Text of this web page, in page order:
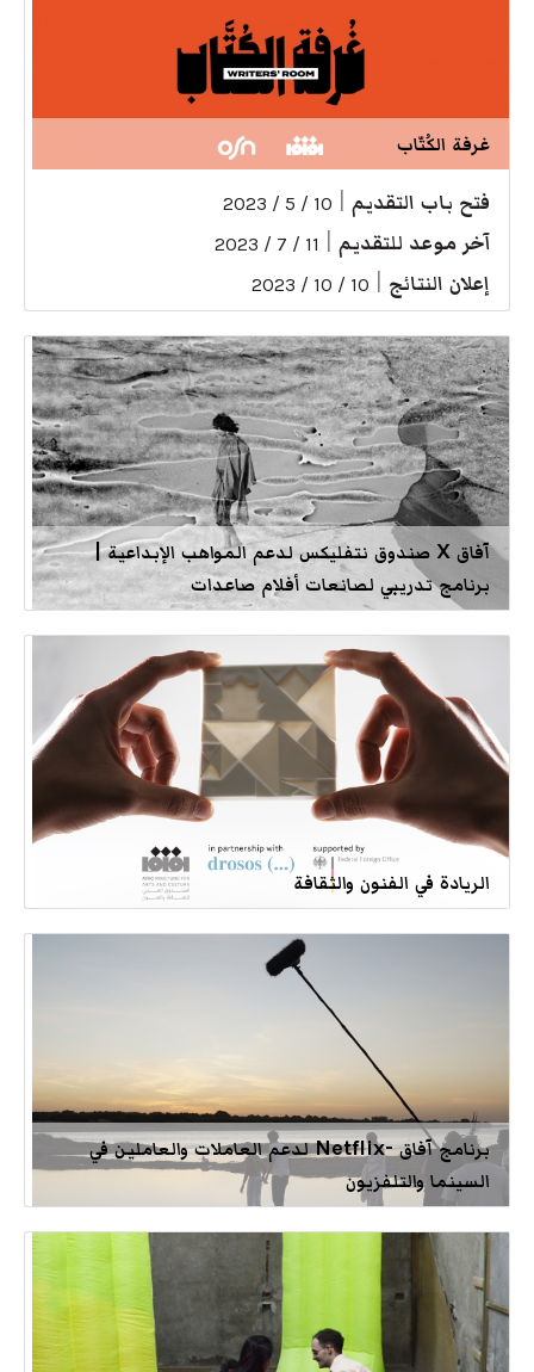
غرفة الكُتّاب
فتح باب التقديم 10 / 5 / 2023
آخر موعد للتقديم 11 / 7 / 2023
إعلان النتائج 10 / 10 / 2023
آفاق X صندوق نتفليكس لدعم المواهب الإبداعية |
برنامج تدريبي لصانعات أفلام صاعدات
الريادة في الفنون والثقافة
برنامج آفاق -Netflix لدعم العاملات والعاملين في
السينما والتلفزيون